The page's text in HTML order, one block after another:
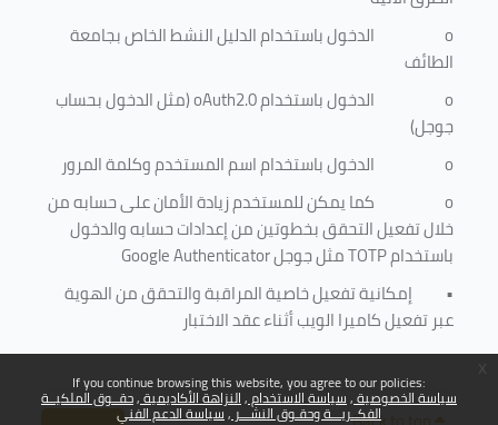
If you continue browsing this website, you agree to our policies:
سياسة الخصوصية سياسة الاستخدام النزاهة الأكاديمية حقــوق الملكيــة
الفكــريـــة وحقـوق النشـــر سياسة الدعم الفني
o
الدخول باستخدام الدليل النشط الخاص بجامعة
الطائف
o
الدخول باستخدامoAuth2.0(مثل الدخول بحساب
جوجل)
o
الدخول باستخدام اسم المستخدم وكلمة المرور
o
كما يمكن للمستخدم زيادة الأمان على حسابه من
خلال تفعيل التحقق بخطوتين من إعدادات حسابه والدخول
باستخدامTOTPمثل جوجلGoogle Authenticator
• إمكانية تفعيل خاصية المراقبة والتحقق من الهوية
عبر تفعيل كاميرا الويب أثناء عقد الاختبار